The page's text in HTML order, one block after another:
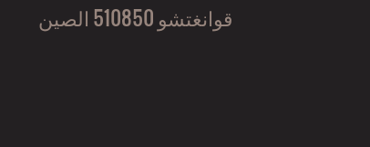
قوانغتشو 510850 الصين